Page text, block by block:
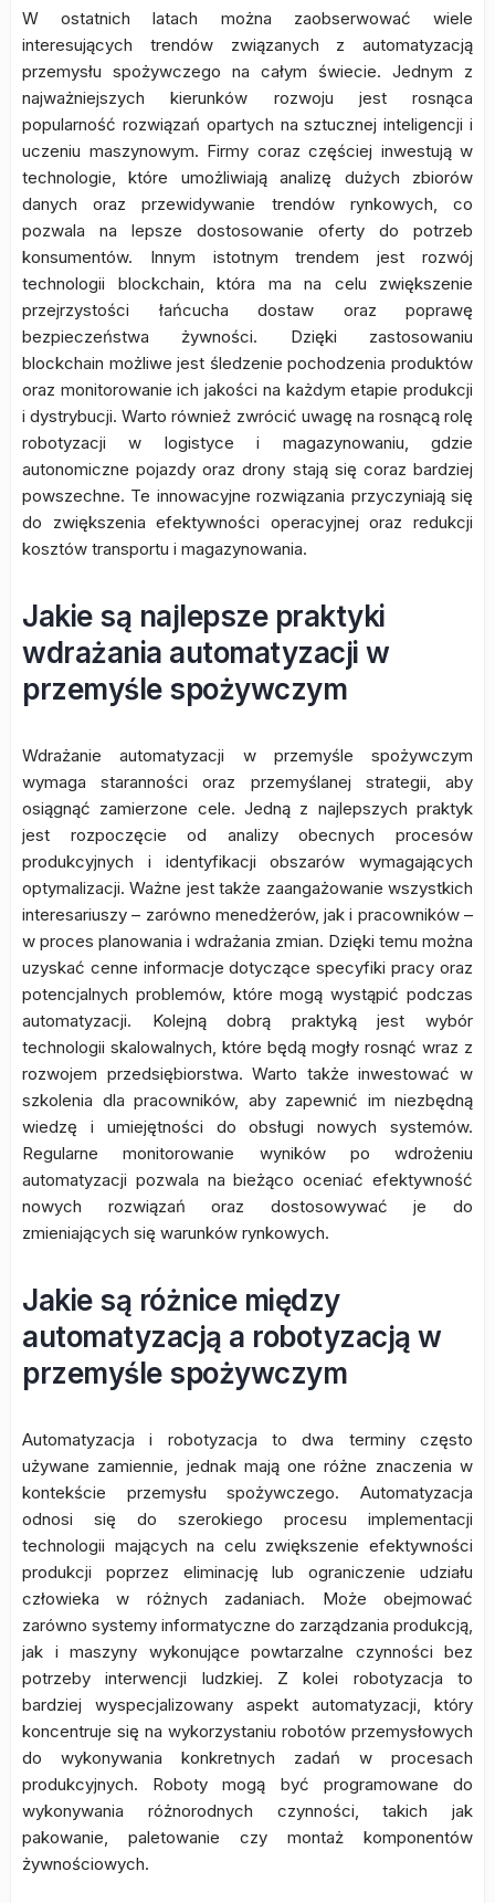
W ostatnich latach można zaobserwować wiele
interesujących trendów związanych z automatyzacją
przemysłu spożywczego na całym świecie. Jednym z
najważniejszych kierunków rozwoju jest rosnąca
popularność rozwiązań opartych na sztucznej inteligencji i
uczeniu maszynowym. Firmy coraz częściej inwestują w
technologie, które umożliwiają analizę dużych zbiorów
danych oraz przewidywanie trendów rynkowych, co
pozwala na lepsze dostosowanie oferty do potrzeb
konsumentów. Innym istotnym trendem jest rozwój
technologii blockchain, która ma na celu zwiększenie
przejrzystości łańcucha dostaw oraz poprawę
bezpieczeństwa żywności. Dzięki zastosowaniu
blockchain możliwe jest śledzenie pochodzenia produktów
oraz monitorowanie ich jakości na każdym etapie produkcji
i dystrybucji. Warto również zwrócić uwagę na rosnącą rolę
robotyzacji w logistyce i magazynowaniu, gdzie
autonomiczne pojazdy oraz drony stają się coraz bardziej
powszechne. Te innowacyjne rozwiązania przyczyniają się
do zwiększenia efektywności operacyjnej oraz redukcji
kosztów transportu i magazynowania.
Jakie są najlepsze praktyki
wdrażania automatyzacji w
przemyśle spożywczym
Wdrażanie automatyzacji w przemyśle spożywczym
wymaga staranności oraz przemyślanej strategii, aby
osiągnąć zamierzone cele. Jedną z najlepszych praktyk
jest rozpoczęcie od analizy obecnych procesów
produkcyjnych i identyfikacji obszarów wymagających
optymalizacji. Ważne jest także zaangażowanie wszystkich
interesariuszy – zarówno menedżerów, jak i pracowników –
w proces planowania i wdrażania zmian. Dzięki temu można
uzyskać cenne informacje dotyczące specyfiki pracy oraz
potencjalnych problemów, które mogą wystąpić podczas
automatyzacji. Kolejną dobrą praktyką jest wybór
technologii skalowalnych, które będą mogły rosnąć wraz z
rozwojem przedsiębiorstwa. Warto także inwestować w
szkolenia dla pracowników, aby zapewnić im niezbędną
wiedzę i umiejętności do obsługi nowych systemów.
Regularne monitorowanie wyników po wdrożeniu
automatyzacji pozwala na bieżąco oceniać efektywność
nowych rozwiązań oraz dostosowywać je do
zmieniających się warunków rynkowych.
Jakie są różnice między
automatyzacją a robotyzacją w
przemyśle spożywczym
Automatyzacja i robotyzacja to dwa terminy często
używane zamiennie, jednak mają one różne znaczenia w
kontekście przemysłu spożywczego. Automatyzacja
odnosi się do szerokiego procesu implementacji
technologii mających na celu zwiększenie efektywności
produkcji poprzez eliminację lub ograniczenie udziału
człowieka w różnych zadaniach. Może obejmować
zarówno systemy informatyczne do zarządzania produkcją,
jak i maszyny wykonujące powtarzalne czynności bez
potrzeby interwencji ludzkiej. Z kolei robotyzacja to
bardziej wyspecjalizowany aspekt automatyzacji, który
koncentruje się na wykorzystaniu robotów przemysłowych
do wykonywania konkretnych zadań w procesach
produkcyjnych. Roboty mogą być programowane do
wykonywania różnorodnych czynności, takich jak
pakowanie, paletowanie czy montaż komponentów
żywnościowych.